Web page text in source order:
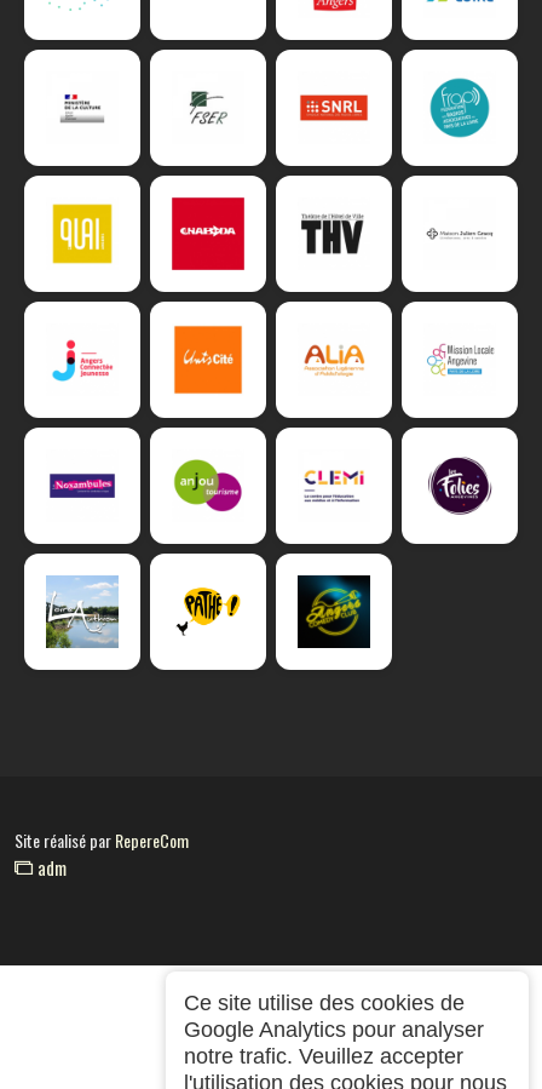
Site réalisé parRepereCom
adm
Ce site utilise des cookies de
Google Analytics pour analyser
notre trafic. Veuillez accepter
l'utilisation des cookies pour nous